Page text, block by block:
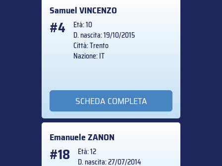
SamuelVINCENZO
#4
Età: 10
D. nascita: 19/10/2015
Città: Trento
Nazione: IT
SCHEDA COMPLETA
EmanueleZANON
#18
Età: 12
D. nascita: 27/07/2014